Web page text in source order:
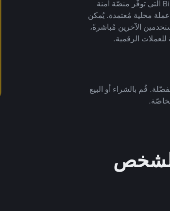
يضع ملايين المُستخدمين حول العالم ثقتهم في منصّة Binance P2P التي توفّر منصّة آمنة
لتداول العملات الرقمية بأكثر من 800 طريقة دفع وأكثر من 100 عملة محلية مُعتمدة. يُمكن
الآخرين مُباشرةً،
الرقمية.
قُم بالشراء أو البيع
لشخص